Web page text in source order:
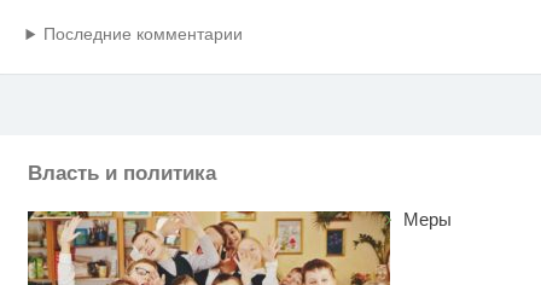
Последние комментарии
Власть и политика
Меры